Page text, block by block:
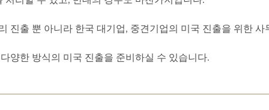
진출 뿐 아니라 한국 대기업, 중견기업의 미국 진출을 위한
양한 방식의 미국 진출을 준비하실 수 있습니다.